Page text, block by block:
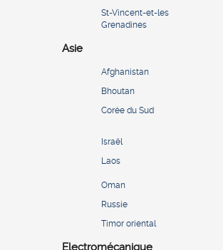
St-Vincent-et-les
Grenadines
Asie
Afghanistan
Bhoutan
Corée du Sud
Israël
Laos
Oman
Russie
Timor oriental
Electromécanique